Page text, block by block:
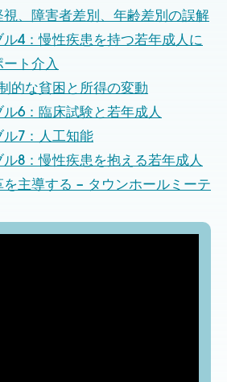
視、障害者差別、年齢差別の誤解
4：慢性疾患を持つ若年成人に
ト介入
的な貧困と所得の変動
6：臨床試験と若年成人
ル7：人工知能
8：慢性疾患を抱える若年成人
を主導する – タウンホールミーテ